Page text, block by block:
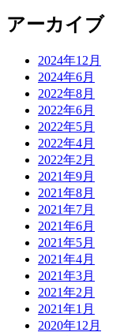
アーカイブ
2024年12月
2024年6月
2022年8月
2022年6月
2022年5月
2022年4月
2022年2月
2021年9月
2021年8月
2021年7月
2021年6月
2021年5月
2021年4月
2021年3月
2021年2月
2021年1月
2020年12月